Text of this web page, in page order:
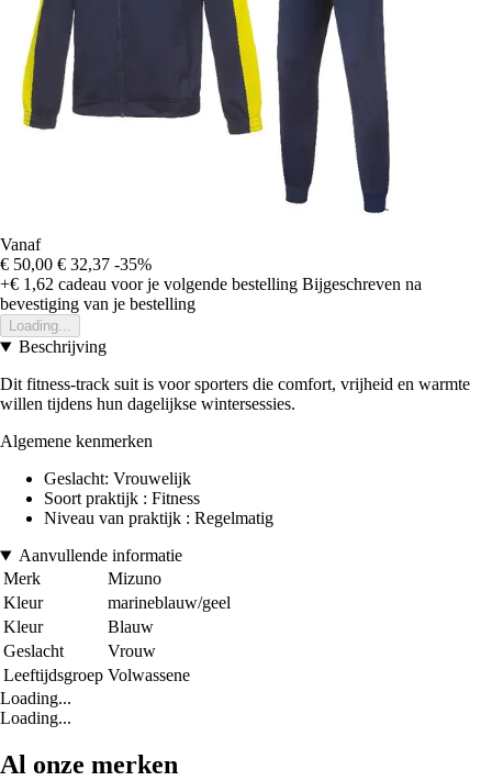
Vanaf
€ 50,00 € 32,37 -35%
+€ 1,62 cadeau voor je volgende bestelling Bijgeschreven na
bevestiging van je bestelling
Loading...
Beschrijving
Dit fitness-track suit is voor sporters die comfort, vrijheid en warmte
willen tijdens hun dagelijkse wintersessies.
Algemene kenmerken
Geslacht: Vrouwelijk
Soort praktijk : Fitness
Niveau van praktijk : Regelmatig
Aanvullende informatie
Merk
Mizuno
Kleur
marineblauw/geel
Kleur
Blauw
Geslacht
Vrouw
Leeftijdsgroep Volwassene
Loading...
Loading...
Al onze merken